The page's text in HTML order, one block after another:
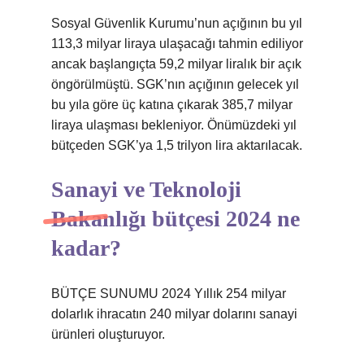
Sosyal Güvenlik Kurumu’nun açığının bu yıl
113,3 milyar liraya ulaşacağı tahmin ediliyor
ancak başlangıçta 59,2 milyar liralık bir açık
öngörülmüştü. SGK’nın açığının gelecek yıl
bu yıla göre üç katına çıkarak 385,7 milyar
liraya ulaşması bekleniyor. Önümüzdeki yıl
bütçeden SGK’ya 1,5 trilyon lira aktarılacak.
Sanayi ve Teknoloji
Bakanlığı bütçesi 2024 ne
kadar?
BÜTÇE SUNUMU 2024 Yıllık 254 milyar
dolarlık ihracatın 240 milyar dolarını sanayi
ürünleri oluşturuyor.